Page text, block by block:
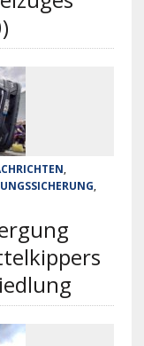
,
,